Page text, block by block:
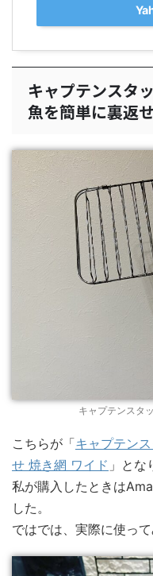
キャプテンスタ
魚を簡単に裏返
キャプテンスタ
こちらが「キャプテン
せ 焼き網 ワイド 」とな
私が購入したときは
した。
ではでは、実際に使っ